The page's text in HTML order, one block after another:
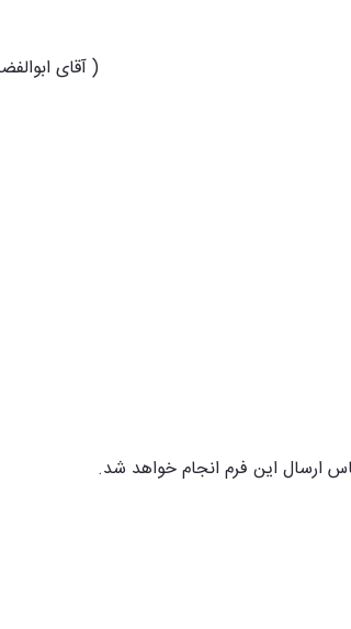
(آقای ابوالفضل آشتیانی – کارشناس گرایش الکترونیک و سیستم های دیجیتال )
ارسال این فرم انجام خواهد شد.